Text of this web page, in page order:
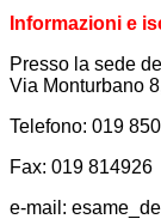
Informazioni e
Presso la sede del
Via Monturbano
Telefono: 019
Fax: 019 814926
e-mail: